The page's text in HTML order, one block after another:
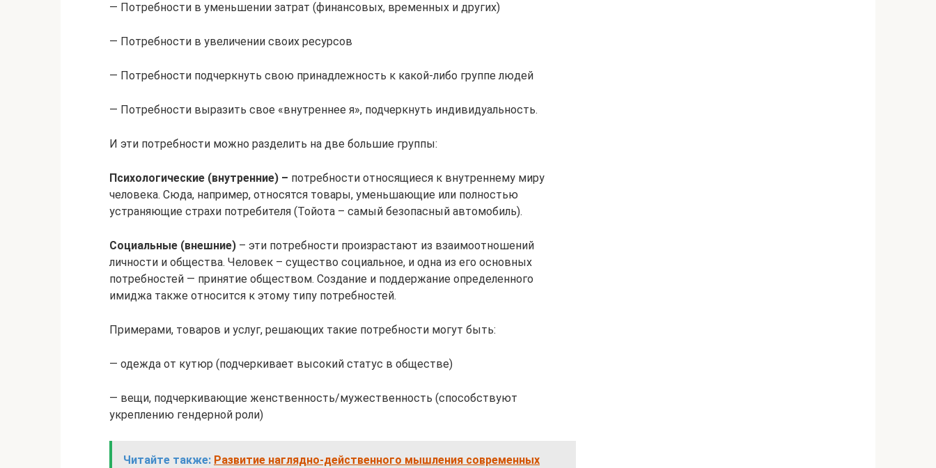
— Потребности в уменьшении затрат (финансовых, временных и других)
— Потребности в увеличении своих ресурсов
— Потребности подчеркнуть свою принадлежность к какой-либо группе людей
— Потребности выразить свое «внутреннее я», подчеркнуть индивидуальность.
И эти потребности можно разделить на две большие группы:
Психологические (внутренние) – потребности относящиеся к внутреннему миру
человека. Сюда, например, относятся товары, уменьшающие или полностью
устраняющие страхи потребителя (Тойота – самый безопасный автомобиль).
Социальные (внешние) – эти потребности произрастают из взаимоотношений
личности и общества. Человек – существо социальное, и одна из его основных
потребностей — принятие обществом. Создание и поддержание определенного
имиджа также относится к этому типу потребностей.
Примерами, товаров и услуг, решающих такие потребности могут быть:
— одежда от кутюр (подчеркивает высокий статус в обществе)
— вещи, подчеркивающие женственность/мужественность (способствуют
укреплению гендерной роли)
Читайте также: Развитие наглядно-действенного мышления современных